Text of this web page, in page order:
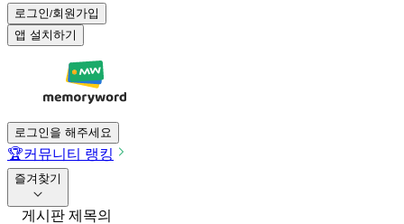
로그인/회원가입
앱 설치하기
로그인을 해주세요
🏆커뮤니티 랭킹
즐겨찾기
게시판 제목의